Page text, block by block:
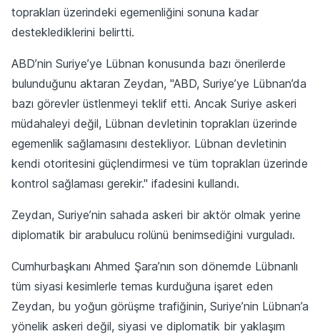
toprakları üzerindeki egemenliğini sonuna kadar
desteklediklerini belirtti.
ABD’nin Suriye’ye Lübnan konusunda bazı önerilerde
bulunduğunu aktaran Zeydan, "ABD, Suriye’ye Lübnan’da
bazı görevler üstlenmeyi teklif etti. Ancak Suriye askeri
müdahaleyi değil, Lübnan devletinin toprakları üzerinde
egemenlik sağlamasını destekliyor. Lübnan devletinin
kendi otoritesini güçlendirmesi ve tüm toprakları üzerinde
kontrol sağlaması gerekir." ifadesini kullandı.
Zeydan, Suriye’nin sahada askeri bir aktör olmak yerine
diplomatik bir arabulucu rolünü benimsediğini vurguladı.
Cumhurbaşkanı Ahmed Şara’nın son dönemde Lübnanlı
tüm siyasi kesimlerle temas kurduğuna işaret eden
Zeydan, bu yoğun görüşme trafiğinin, Suriye’nin Lübnan’a
yönelik askeri değil, siyasi ve diplomatik bir yaklaşım